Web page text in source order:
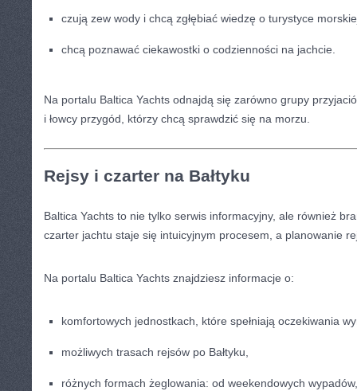
czują zew wody i chcą zgłębiać wiedzę o turystyce
chcą poznawać ciekawostki o codzienności na jachcie.
Na portalu Baltica Yachts odnajdą się zarówno grupy
i łowcy przygód, którzy chcą sprawdzić się na morzu.
Rejsy i czarter na Bałtyku
Baltica Yachts to nie tylko serwis informacyjny, ale również
czarter jachtu staje się intuicyjnym procesem, a planowanie
Na portalu Baltica Yachts znajdziesz informacje o:
komfortowych jednostkach, które spełniają oczekiwania
możliwych trasach rejsów po Bałtyku,
różnych formach żeglowania: od weekendowych